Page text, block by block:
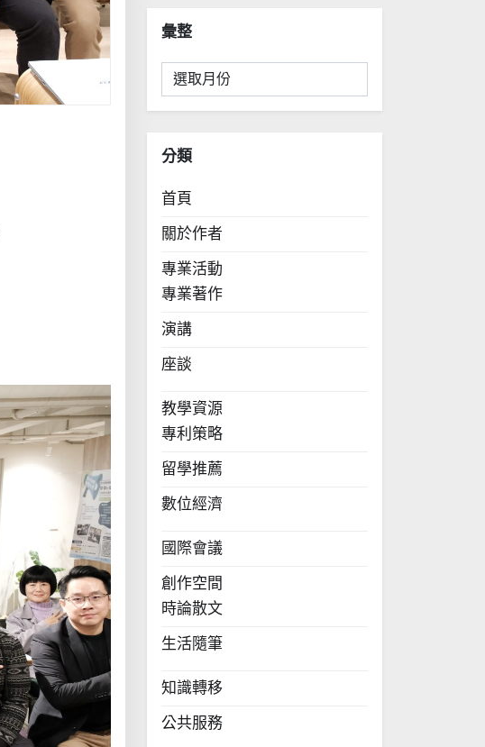
彙整
彙
整
分類
首頁
關於作者
專業活動
專業著作
演講
座談
教學資源
專利策略
留學推薦
數位經濟
國際會議
創作空間
時論散文
生活隨筆
知識轉移
公共服務